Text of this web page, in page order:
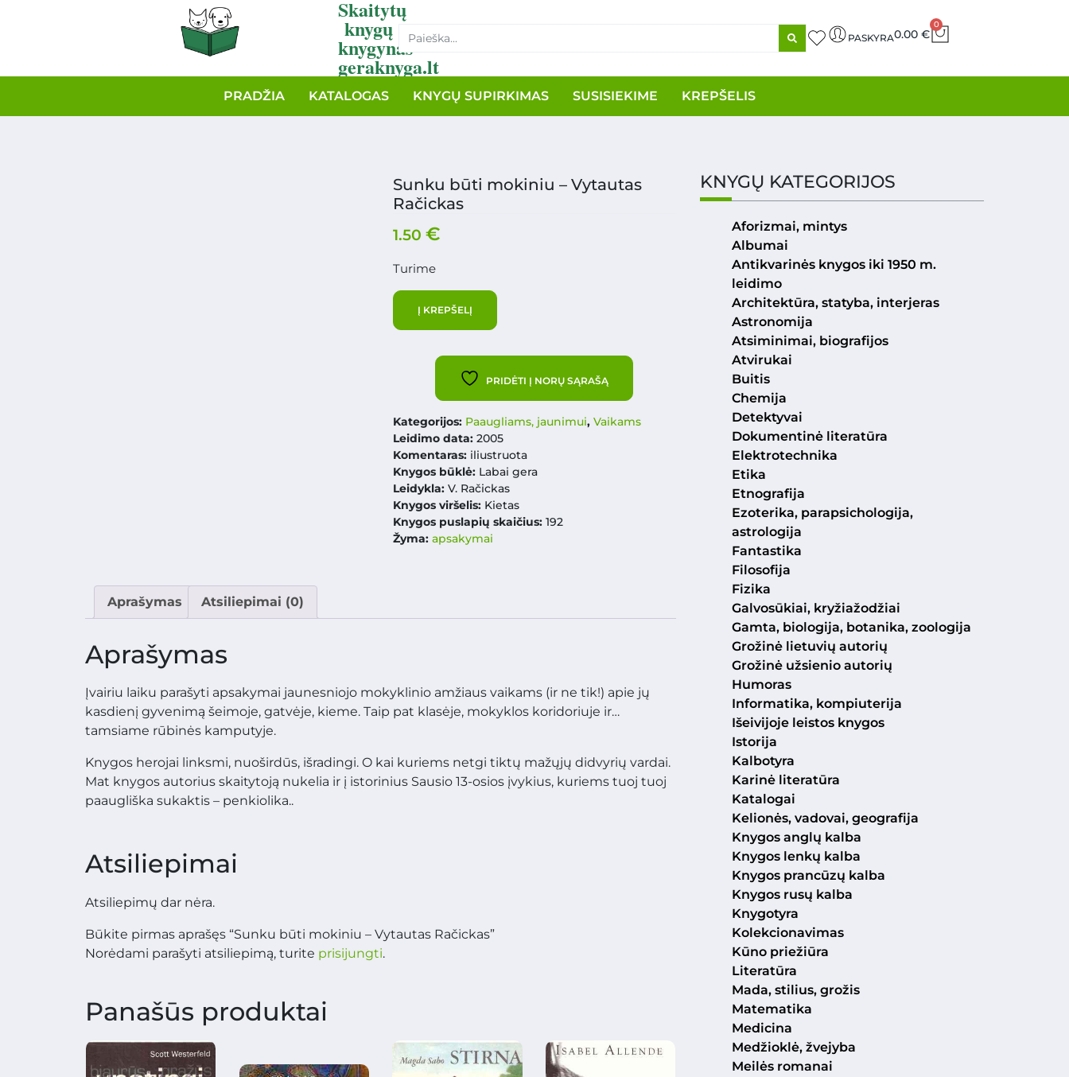
Skaitytų
knygų
knygynas
geraknyga.lt
PASKYRA0.00 €
0
PRADŽIA KATALOGAS KNYGŲ SUPIRKIMAS SUSISIEKIME KREPŠELIS
Sunku būti mokiniu – Vytautas
Račickas
1.50 €
Turime
Į KREPŠELĮ
PRIDĖTI Į NORŲ SĄRAŠĄ
Kategorijos: Paaugliams, jaunimui, Vaikams
Leidimo data:2005
Komentaras: iliustruota
Knygos būklė: Labai gera
Leidykla:V. Račickas
Knygos viršelis: Kietas
Knygos puslapių skaičius: 192
Žyma: apsakymai
Aprašymas Atsiliepimai (0)
Aprašymas
Įvairiu laiku parašyti apsakymai jaunesniojo mokyklinio amžiaus vaikams (ir ne tik!) apie jų
kasdienį gyvenimą šeimoje, gatvėje, kieme. Taip pat klasėje, mokyklos koridoriuje ir…
tamsiame rūbinės kamputyje.
Knygos herojai linksmi, nuoširdūs, išradingi. O kai kuriems netgi tiktų mažųjų didvyrių vardai.
Mat knygos autorius skaitytoją nukelia ir į istorinius Sausio 13-osios įvykius, kuriems tuoj tuoj
paaugliška sukaktis – penkiolika..
Atsiliepimai
Atsiliepimų dar nėra.
Būkite pirmas aprašęs “Sunku būti mokiniu – Vytautas Račickas”
Norėdami parašyti atsiliepimą, turite prisijungti.
Panašūs produktai
KNYGŲ KATEGORIJOS
Aforizmai, mintys
Albumai
Antikvarinės knygos iki 1950 m.
leidimo
Architektūra, statyba, interjeras
Astronomija
Atsiminimai, biografijos
Atvirukai
Buitis
Chemija
Detektyvai
Dokumentinė literatūra
Elektrotechnika
Etika
Etnografija
Ezoterika, parapsichologija,
astrologija
Fantastika
Filosofija
Fizika
Galvosūkiai, kryžiažodžiai
Gamta, biologija, botanika, zoologija
Grožinė lietuvių autorių
Grožinė užsienio autorių
Humoras
Informatika, kompiuterija
Išeivijoje leistos knygos
Istorija
Kalbotyra
Karinė literatūra
Katalogai
Kelionės, vadovai, geografija
Knygos anglų kalba
Knygos lenkų kalba
Knygos prancūzų kalba
Knygos rusų kalba
Knygotyra
Kolekcionavimas
Kūno priežiūra
Literatūra
Mada, stilius, grožis
Matematika
Medicina
Medžioklė, žvejyba
Meilės romanai